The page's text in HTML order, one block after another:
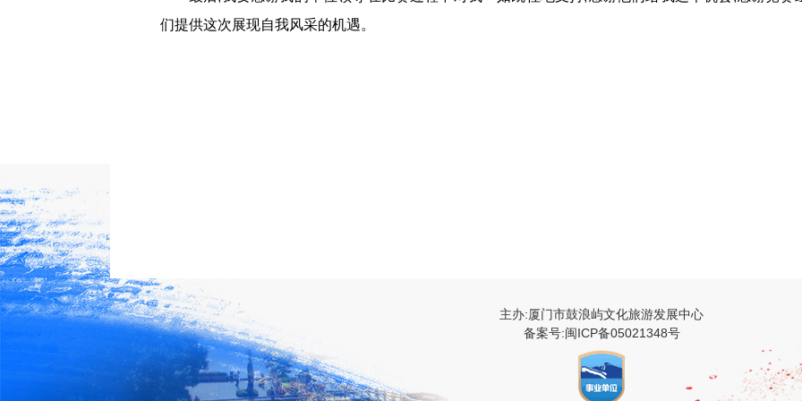
们提供这次展现自我风采的机遇。
主办:厦门市鼓浪屿文化旅游发展中心
备案号:闽ICP备05021348号